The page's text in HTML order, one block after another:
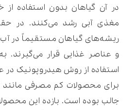
در آن گیاهان بدون استفاده
مغذی آبی رشد می‌کنند. در
ریشه‌های گیاهان مستقیماً در
و عناصر غذایی قرار می‌گیرند.
استفاده از روش هیدروپونیک
برای محصولات کم مصرفی مانند
جالب بوده است. بازده این